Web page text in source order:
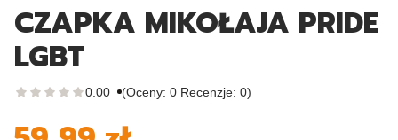
CZAPKA MIKOŁAJA PRIDE
LGBT
0.00 (Oceny: 0 Recenzje: 0)
Cena